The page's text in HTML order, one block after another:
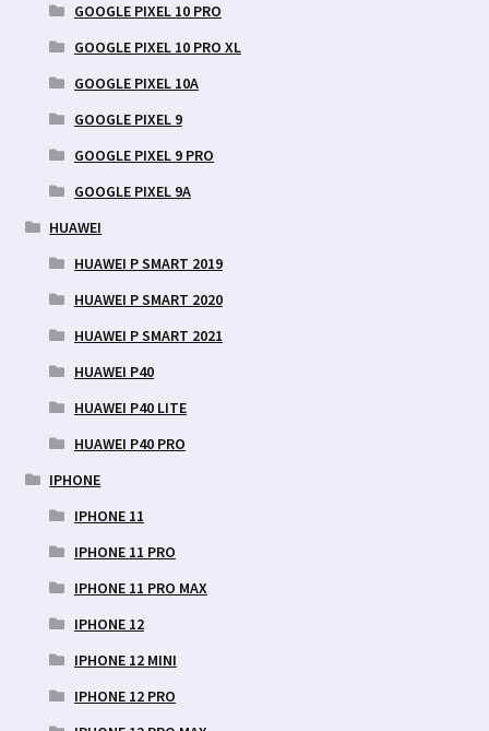
GOOGLE PIXEL 10 PRO
GOOGLE PIXEL 10 PRO XL
GOOGLE PIXEL 10A
GOOGLE PIXEL 9
GOOGLE PIXEL 9 PRO
GOOGLE PIXEL 9A
HUAWEI
HUAWEI P SMART 2019
HUAWEI P SMART 2020
HUAWEI P SMART 2021
HUAWEI P40
HUAWEI P40 LITE
HUAWEI P40 PRO
IPHONE
IPHONE 11
IPHONE 11 PRO
IPHONE 11 PRO MAX
IPHONE 12
IPHONE 12 MINI
IPHONE 12 PRO